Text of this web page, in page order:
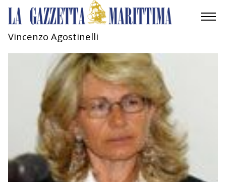
INDUSTRIA
RICERCA
ECONOMIA
TURISMO
Vincenzo Agostinelli